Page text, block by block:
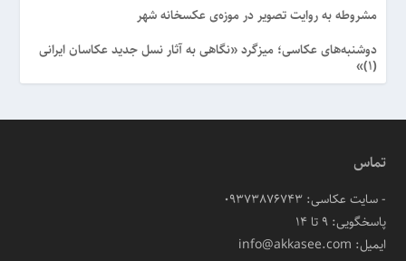
مشروطه به روایت تصویر در موزه‌ی عکسخانه شهر
دوشنبه‌های عکاسی؛ میزگرد «نگاهی به آثار نسل جدید عکاسان ایرانی
(۱)»
تماس
- سایت عکاسی: 09373876743
پاسخگویی: ۹ تا ۱۴
ایمیل: info@akkasee.com